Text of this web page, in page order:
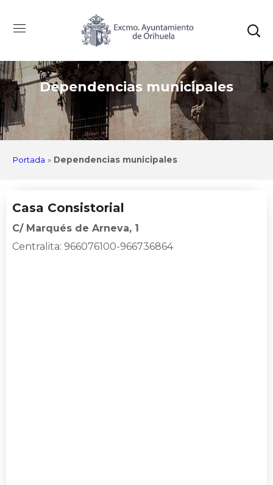
Dependencias municipales
Portada » Dependencias municipales
Casa Consistorial
C/ Marqués de Arneva, 1
Centralita: 966076100-966736864